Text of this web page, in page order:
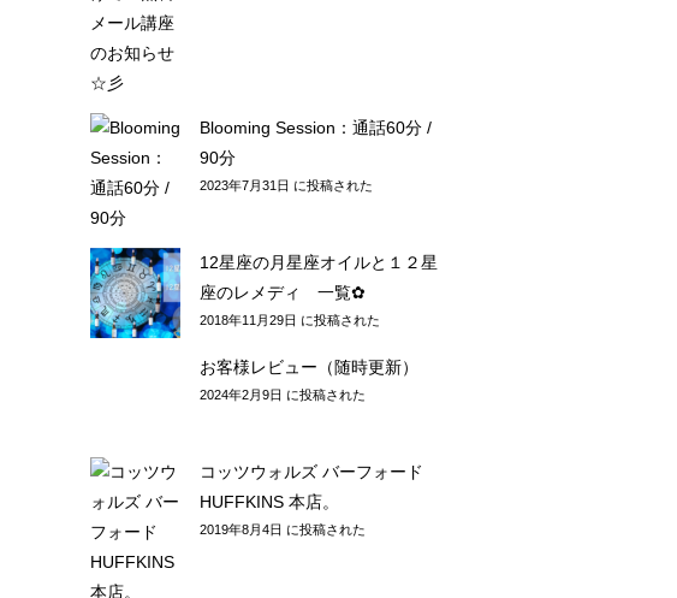
Blooming Session：通話60分 /
90分
2023年7月31日 に投稿された
12星座の月星座オイルと１２星
座のレメディ 一覧✿
2018年11月29日 に投稿された
お客様レビュー（随時更新）
2024年2月9日 に投稿された
コッツウォルズ バーフォード
HUFFKINS 本店。
2019年8月4日 に投稿された